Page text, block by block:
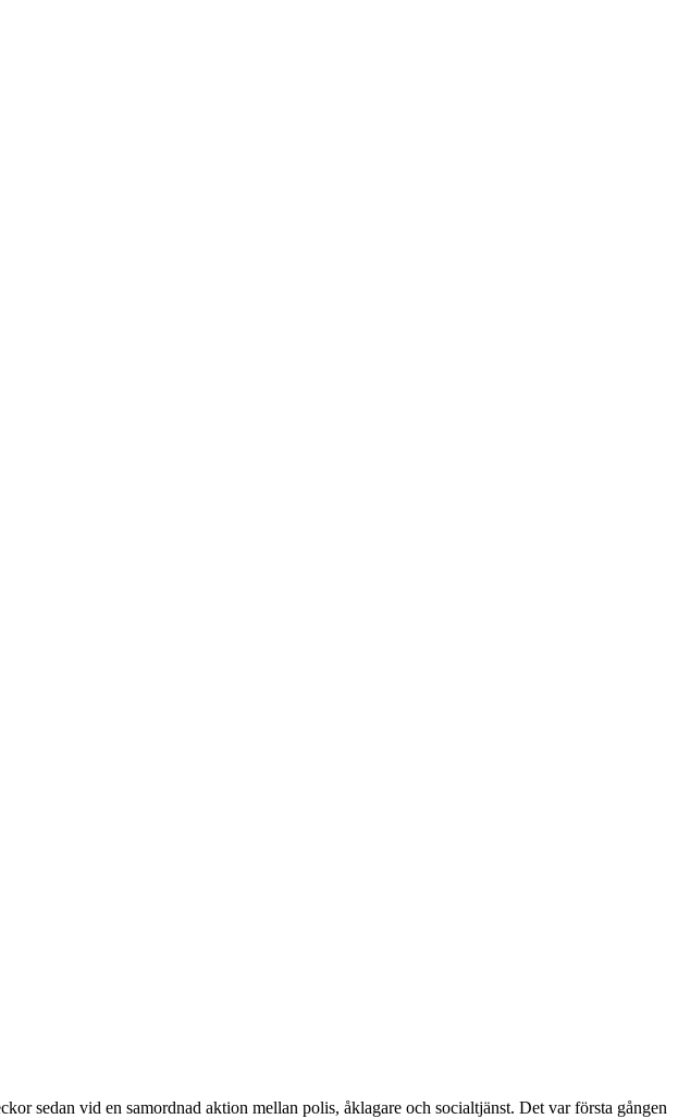
sedan vid en samordnad aktion mellan polis, åklagare och socialtjänst. Det var första gången